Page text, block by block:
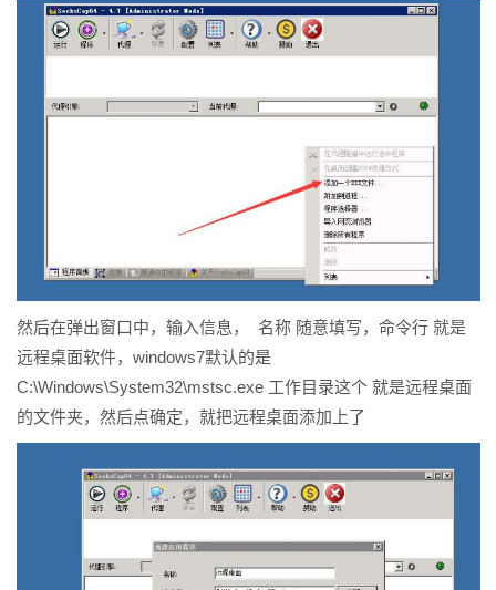
然后在弹出窗口中，输入信息， 名称 随意填写，命令行 就是
远程桌面软件，windows7默认的是
C:\Windows\System32\mstsc.exe 工作目录这个 就是远程桌面
的文件夹，然后点确定，就把远程桌面添加上了